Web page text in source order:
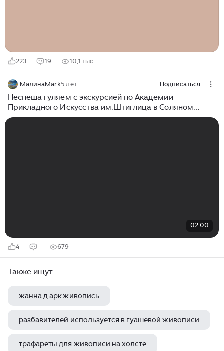
223 19 10,1 тыс
МалинаMark5 лет Подписаться
Неспеша гуляем с экскурсией по Академии
Прикладного Искусства им.Штиглица в Соляном
переулке Санкт-Петербурга
02:00
4 679
Также ищут
жанна д арк живопись
разбавителей используется в гуашевой живописи
трафареты для живописи на холсте